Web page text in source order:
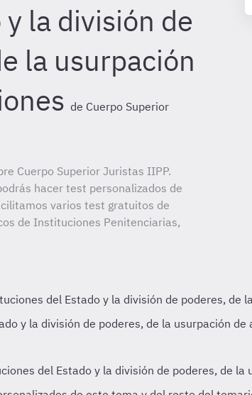
la división de
la usurpación
de Cuerpo Superior
Cuerpo Superior Juristas IIPP.
hacer test personalizados de
varios test gratuitos de
de Instituciones Penitenciarias,